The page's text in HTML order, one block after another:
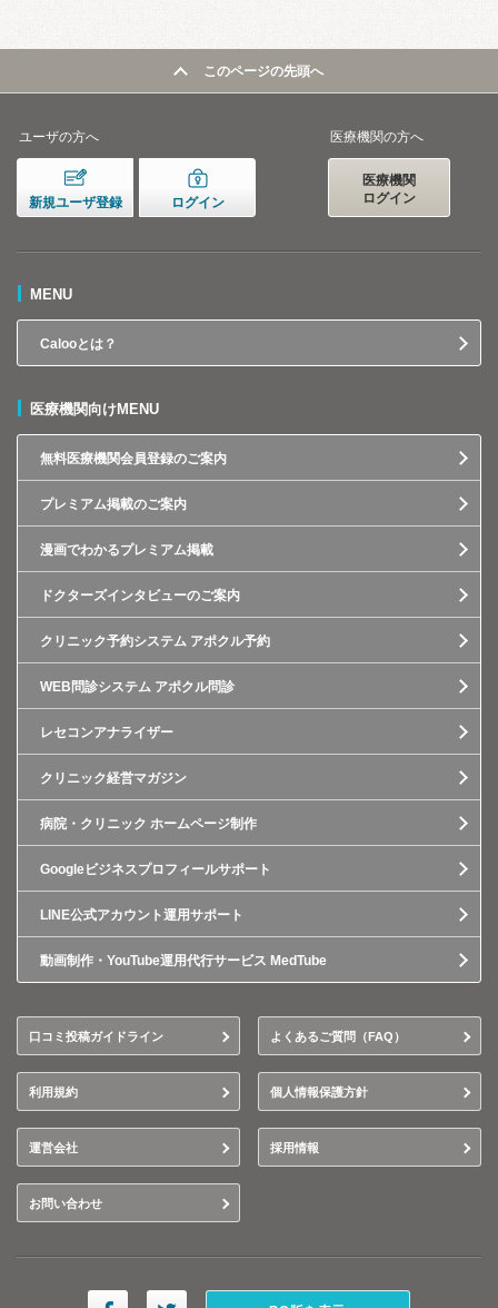
このページの先頭へ
ユーザの方へ
新規ユーザ登録 ログイン
医療機関の方へ
医療機関
ログイン
MENU
Calooとは？
医療機関向けMENU
無料医療機関会員登録のご案内
プレミアム掲載のご案内
漫画でわかるプレミアム掲載
ドクターズインタビューのご案内
クリニック予約システム アポクル予約
WEB問診システム アポクル問診
レセコンアナライザー
クリニック経営マガジン
病院・クリニック ホームページ制作
Googleビジネスプロフィールサポート
LINE公式アカウント運用サポート
動画制作・YouTube運用代行サービス MedTube
口コミ投稿ガイドライン よくあるご質問（FAQ）
利用規約 個人情報保護方針
運営会社 採用情報
お問い合わせ